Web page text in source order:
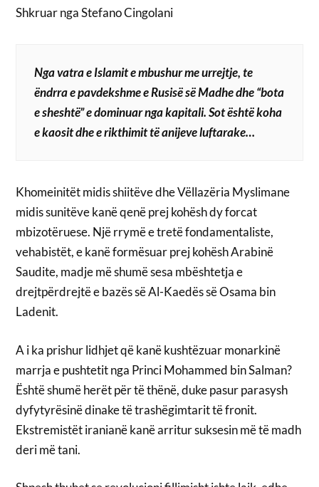
Shkruar nga Stefano Cingolani
Nga vatra e Islamit e mbushur me urrejtje, te
ëndrra e pavdekshme e Rusisë së Madhe dhe “bota
e sheshtë” e dominuar nga kapitali. Sot është koha
e kaosit dhe e rikthimit të anijeve luftarake…
Khomeinitët midis shiitëve dhe Vëllazëria Myslimane
midis sunitëve kanë qenë prej kohësh dy forcat
mbizotëruese. Një rrymë e tretë fondamentaliste,
vehabistët, e kanë formësuar prej kohësh Arabinë
Saudite, madje më shumë sesa mbështetja e
drejtpërdrejtë e bazës së Al-Kaedës së Osama bin
Ladenit.
A i ka prishur lidhjet që kanë kushtëzuar monarkinë
marrja e pushtetit nga Princi Mohammed bin Salman?
Është shumë herët për të thënë, duke pasur parasysh
dyfytyrësinë dinake të trashëgimtarit të fronit.
Ekstremistët iranianë kanë arritur suksesin më të madh
deri më tani.